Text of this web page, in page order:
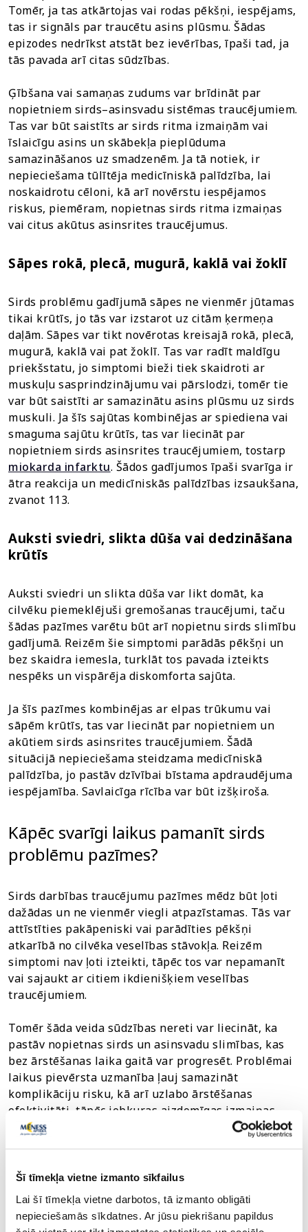
Šī tīmekļa vietne izmanto sīkfailus
Lai šī tīmekļa vietne darbotos, tā izmanto obligāti
nepieciešamās sīkdatnes. Ar jūsu piekrišanu papildus
Tomēr, ja tas atkārtojas vai rodas pēkšņi, iespējams,
tas ir signāls par traucētu asins plūsmu. Šādas
epizodes nedrīkst atstāt bez ievērības, īpaši tad, ja
tās pavada arī citas sūdzības.
Ģībšana vai samaņas zudums var brīdināt par
nopietniem sirds–asinsvadu sistēmas traucējumiem.
Tas var būt saistīts ar sirds ritma izmaiņām vai
īslaicīgu asins un skābekļa pieplūduma
samazināšanos uz smadzenēm. Ja tā notiek, ir
nepieciešama tūlītēja medicīniskā palīdzība, lai
noskaidrotu cēloni, kā arī novērstu iespējamos
riskus, piemēram, nopietnas sirds ritma izmaiņas
vai citus akūtus asinsrites traucējumus.
Sāpes rokā, plecā, mugurā, kaklā vai žoklī
Sirds problēmu gadījumā sāpes ne vienmēr jūtamas
tikai krūtīs, jo tās var izstarot uz citām ķermeņa
daļām. Sāpes var tikt novērotas kreisajā rokā, plecā,
mugurā, kaklā vai pat žoklī. Tas var radīt maldīgu
priekšstatu, jo simptomi bieži tiek skaidroti ar
muskuļu sasprindzinājumu vai pārslodzi, tomēr tie
var būt saistīti ar samazinātu asins plūsmu uz sirds
muskuli. Ja šīs sajūtas kombinējas ar spiediena vai
smaguma sajūtu krūtīs, tas var liecināt par
nopietniem sirds asinsrites traucējumiem, tostarp
miokarda infarktu. Šādos gadījumos īpaši svarīga ir
ātra reakcija un medicīniskās palīdzības izsaukšana,
zvanot 113.
Auksti sviedri, slikta dūša vai dedzināšana
krūtīs
Auksti sviedri un slikta dūša var likt domāt, ka
cilvēku piemeklējuši gremošanas traucējumi, taču
šādas pazīmes varētu būt arī nopietnu sirds slimību
gadījumā. Reizēm šie simptomi parādās pēkšņi un
bez skaidra iemesla, turklāt tos pavada izteikts
nespēks un vispārēja diskomforta sajūta.
Ja šīs pazīmes kombinējas ar elpas trūkumu vai
sāpēm krūtīs, tas var liecināt par nopietniem un
akūtiem sirds asinsrites traucējumiem. Šādā
situācijā nepieciešama steidzama medicīniskā
palīdzība, jo pastāv dzīvībai bīstama apdraudējuma
iespējamība. Savlaicīga rīcība var būt izšķiroša.
Kāpēc svarīgi laikus pamanīt sirds
problēmu pazīmes?
Sirds darbības traucējumu pazīmes mēdz būt ļoti
dažādas un ne vienmēr viegli atpazīstamas. Tās var
attīstīties pakāpeniski vai parādīties pēkšņi
atkarībā no cilvēka veselības stāvokļa. Reizēm
simptomi nav ļoti izteikti, tāpēc tos var nepamanīt
vai sajaukt ar citiem ikdienišķiem veselības
traucējumiem.
Tomēr šāda veida sūdzības nereti var liecināt, ka
pastāv nopietnas sirds un asinsvadu slimības, kas
bez ārstēšanas laika gaitā var progresēt. Problēmai
laikus pievērsta uzmanība ļauj samazināt
komplikāciju risku, kā arī uzlabo ārstēšanas
efektivitāti, tāpēc jebkuras aizdomīgas izmaiņas
veselībā nevajadzētu uzskatīt par normu vai par
Kad sirds problēmu pazīmes jāuztver
īpaši nopietni?